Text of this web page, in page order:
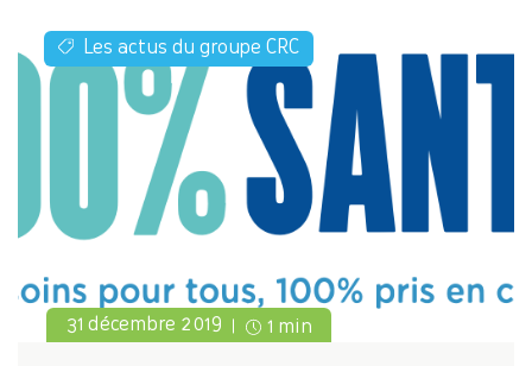
Les actus du groupe CRC
31 décembre 2019 1 min